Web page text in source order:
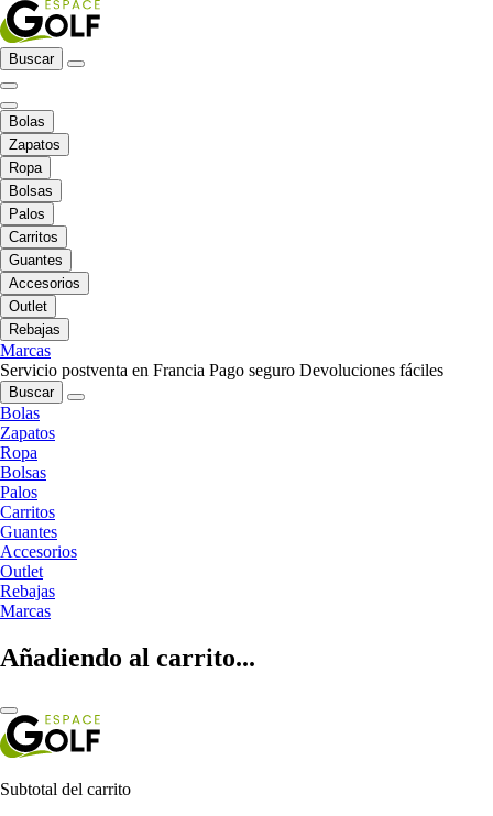
Buscar
Bolas
Zapatos
Ropa
Bolsas
Palos
Carritos
Guantes
Accesorios
Outlet
Rebajas
Marcas
Servicio postventa en Francia Pago seguro Devoluciones fáciles
Buscar
Bolas
Zapatos
Ropa
Bolsas
Palos
Carritos
Guantes
Accesorios
Outlet
Rebajas
Marcas
Añadiendo al carrito...
Subtotal del carrito